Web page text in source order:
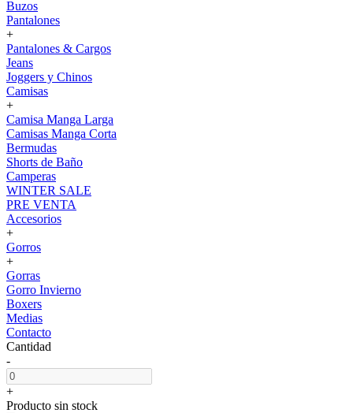
Buzos
Pantalones
+
Pantalones & Cargos
Jeans
Joggers y Chinos
Camisas
+
Camisa Manga Larga
Camisas Manga Corta
Bermudas
Shorts de Baño
Camperas
WINTER SALE
PRE VENTA
Accesorios
+
Gorros
+
Gorras
Gorro Invierno
Boxers
Medias
Contacto
Cantidad
-
+
Producto sin stock